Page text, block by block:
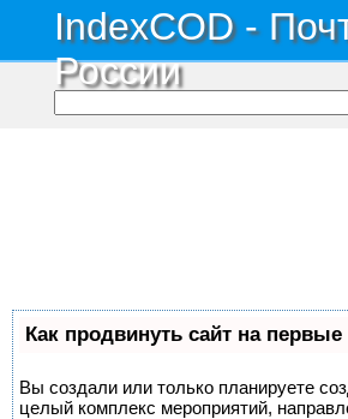
IndexCOD -
России
Как продвинуть сайт на первые
Вы создали или только планируете
целый комплекс мероприятий,